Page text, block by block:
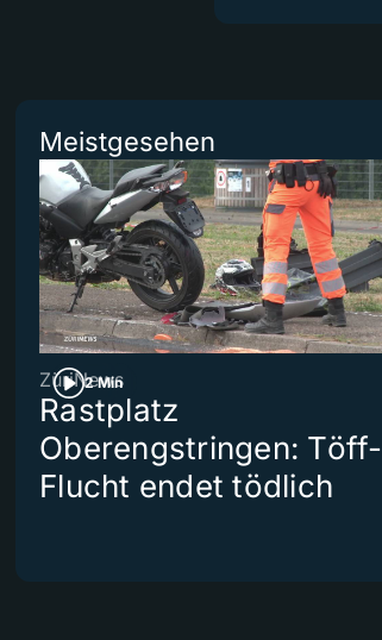
Meistgesehen
2 Min
ZüriNews
Rastplatz
Oberengstringen: Töff-
Flucht endet tödlich